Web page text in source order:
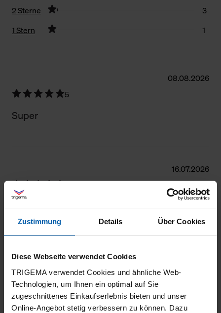
Zustimmung Details Über Cookies
Diese Webseite verwendet Cookies
TRIGEMA verwendet Cookies und ähnliche Web-
Technologien, um Ihnen ein optimal auf Sie
zugeschnittenes Einkaufserlebnis bieten und unser
Online-Angebot stetig verbessern zu können. Dazu
2 Sterne
3
1 Stern
1
08.08.2026
5
Super
16.07.2026
Ein schönes Basic-Shirt, welches jederzeit
tragbar ist.
02.07.2026